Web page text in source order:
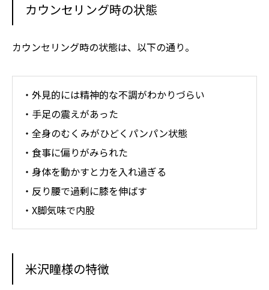
カウンセリング時の状態
カウンセリング時の状態は、以下の通り。
・外見的には精神的な不調がわかりづらい
・手足の震えがあった
・全身のむくみがひどくパンパン状態
・食事に偏りがみられた
・身体を動かすと力を入れ過ぎる
・反り腰で過剰に膝を伸ばす
・X脚気味で内股
米沢瞳様の特徴